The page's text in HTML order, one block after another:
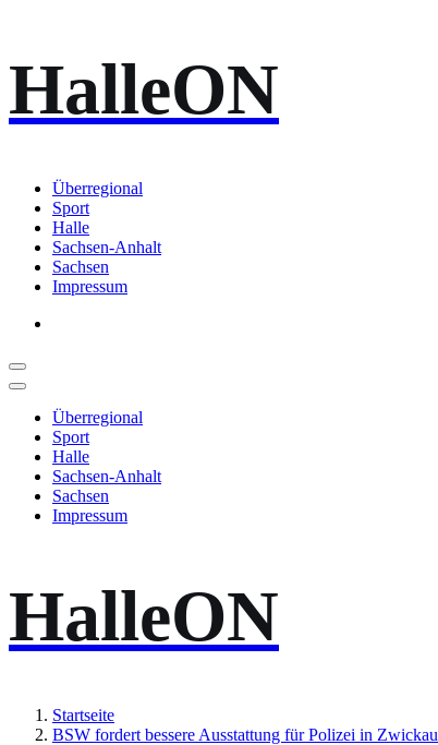
Inhalt
springen
HalleON
Überregional
Sport
Halle
Sachsen-Anhalt
Sachsen
Impressum
Überregional
Sport
Halle
Sachsen-Anhalt
Sachsen
Impressum
HalleON
Startseite
BSW fordert bessere Ausstattung für Polizei in Zwickau